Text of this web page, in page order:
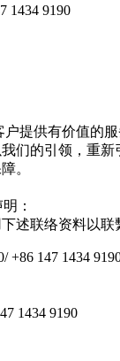
1434 9190
户提供有价值的
们的引领，重
。
：
述联络资料以联
+86 147 1434
1434 9190